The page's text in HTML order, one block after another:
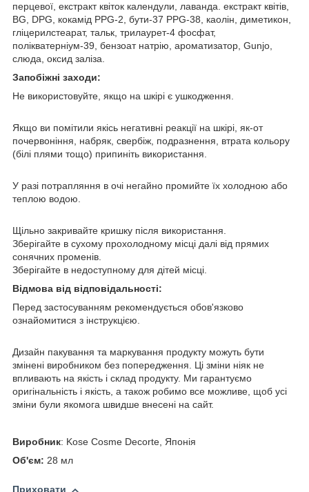
перцевої, екстракт квіток календули, лаванда. екстракт квітів,
BG, DPG, кокамід PPG-2, бути-37 PPG-38, каолін, диметикон,
гліцерилстеарат, тальк, трилаурет-4 фосфат,
полікватерніум-39, бензоат натрію, ароматизатор, Gunjo,
слюда, оксид заліза.
Запобіжні заходи:
Не використовуйте, якщо на шкірі є ушкодження.
Якщо ви помітили якісь негативні реакції на шкірі, як-от
почервоніння, набряк, свербіж, подразнення, втрата кольору
(білі плями тощо) припиніть використання.
У разі потрапляння в очі негайно промийте їх холодною або
теплою водою.
Щільно закривайте кришку після використання.
Зберігайте в сухому прохолодному місці далі від прямих
сонячних променів.
Зберігайте в недоступному для дітей місці.
Відмова від відповідальності:
Перед застосуванням рекомендується обов'язково
ознайомитися з інструкцією.
Дизайн пакування та маркування продукту можуть бути
змінені виробником без попередження. Ці зміни ніяк не
впливають на якість і склад продукту. Ми гарантуємо
оригінальність і якість, а також робимо все можливе, щоб усі
зміни були якомога швидше внесені на сайт.
Виробник: Kose Cosme Decorte, Японія
Об'єм: 28 мл
Приховати